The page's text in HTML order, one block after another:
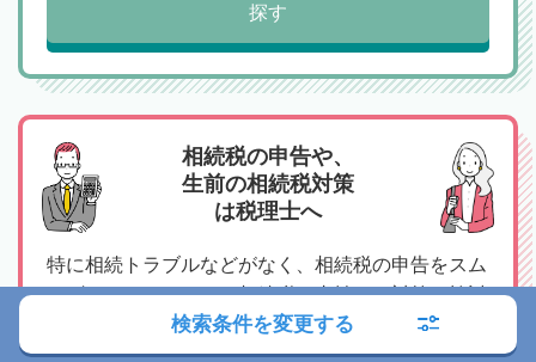
探す
相続税の申告や、
生前の相続税対策
は税理士へ
特に相続トラブルなどがなく、相続税の申告をスム
ーズにおこないたい、相続税の支払いや対策を検討
したいという場合は税理士へのご相談がおすすめで
す。
検索条件を変更する